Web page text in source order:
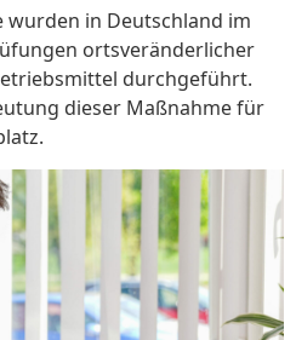
wurden in Deutschland im
ortsveränderlicher
durchgeführt.
dieser Maßnahme für